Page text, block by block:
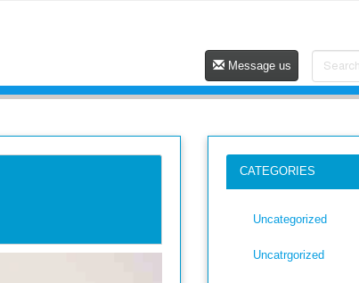
Message us
CATEGORIES
Uncategorized
Uncatrgorized